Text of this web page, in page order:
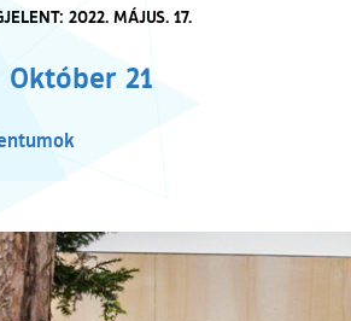
2022. MÁJUS. 17.
Október 21